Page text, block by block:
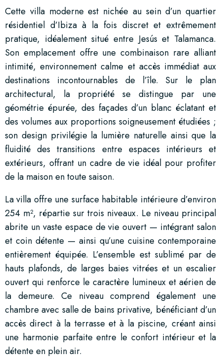
Cette villa moderne est nichée au sein d’un quartier
résidentiel d’Ibiza à la fois discret et extrêmement
pratique, idéalement situé entre Jesús et Talamanca.
Son emplacement offre une combinaison rare alliant
intimité, environnement calme et accès immédiat aux
destinations incontournables de l’île. Sur le plan
architectural, la propriété se distingue par une
géométrie épurée, des façades d’un blanc éclatant et
des volumes aux proportions soigneusement étudiées ;
son design privilégie la lumière naturelle ainsi que la
fluidité des transitions entre espaces intérieurs et
extérieurs, offrant un cadre de vie idéal pour profiter
de la maison en toute saison.
La villa offre une surface habitable intérieure d’environ
254 m², répartie sur trois niveaux. Le niveau principal
abrite un vaste espace de vie ouvert — intégrant salon
et coin détente — ainsi qu’une cuisine contemporaine
entièrement équipée. L’ensemble est sublimé par de
hauts plafonds, de larges baies vitrées et un escalier
ouvert qui renforce le caractère lumineux et aérien de
la demeure. Ce niveau comprend également une
chambre avec salle de bains privative, bénéficiant d’un
accès direct à la terrasse et à la piscine, créant ainsi
une harmonie parfaite entre le confort intérieur et la
détente en plein air.